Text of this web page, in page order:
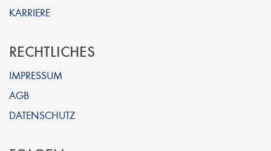
KARRIERE
RECHTLICHES
IMPRESSUM
AGB
DATENSCHUTZ